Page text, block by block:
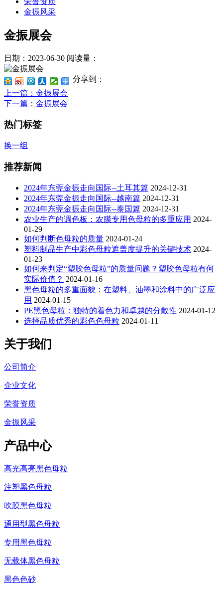
金振风采
金振展会
日期：2023-06-30 阅读量：
分享到：
上一篇 ：金振展会
下一篇 ：金振展会
热门标签
换一组
推荐新闻
2024年东莞金振走向国际--土耳其篇 2024-12-31
2024年东莞金振走向国际--越南篇 2024-12-31
2024年东莞金振走向国际--泰国篇 2024-12-31
农业生产的调色板：农膜专用色母粒的多重应用 2024-
01-29
如何判断色母粒的质量 2024-01-24
塑料制品生产中彩色母粒遮盖度提升的关键技术 2024-
01-23
如何来判定“塑胶色母粒”的质量问题？塑胶色母粒有何
实际价值？ 2024-01-16
黑色母粒的多重面貌：在塑料、油墨和涂料中的广泛应
用 2024-01-15
PE黑色母粒：独特的着色力和卓越的分散性 2024-01-12
选择品质优秀的彩色色母粒 2024-01-11
关于我们
公司简介
企业文化
荣誉资质
金振风采
产品中心
高光高亮黑色母粒
注塑黑色母粒
吹膜黑色母粒
通用型黑色母粒
专用黑色母粒
无载体黑色母粒
黑色色砂